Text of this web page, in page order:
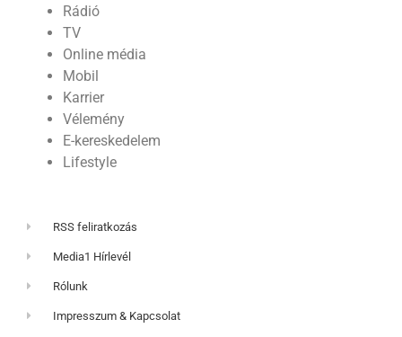
Rádió
TV
Online média
Mobil
Karrier
Vélemény
E-kereskedelem
Lifestyle
RSS feliratkozás
Media1 Hírlevél
Rólunk
Impresszum & Kapcsolat